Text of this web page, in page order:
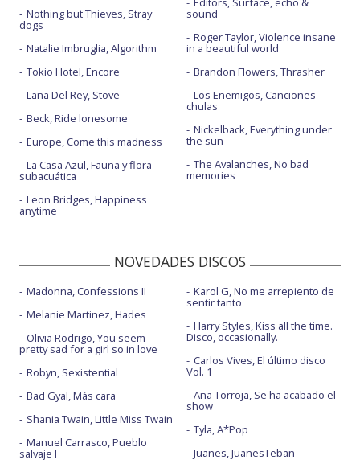
Nothing but Thieves, Stray
dogs
Natalie Imbruglia, Algorithm
Tokio Hotel, Encore
Lana Del Rey, Stove
Beck, Ride lonesome
Europe, Come this madness
La Casa Azul, Fauna y flora
subacuática
Leon Bridges, Happiness
anytime
sound
Roger Taylor, Violence insane
in a beautiful world
Brandon Flowers, Thrasher
Los Enemigos, Canciones
chulas
Nickelback, Everything under
the sun
The Avalanches, No bad
memories
NOVEDADES DISCOS
Madonna, Confessions II
Melanie Martinez, Hades
Olivia Rodrigo, You seem
pretty sad for a girl so in love
Robyn, Sexistential
Bad Gyal, Más cara
Shania Twain, Little Miss Twain
Manuel Carrasco, Pueblo
salvaje I
Karol G, No me arrepiento de
sentir tanto
Harry Styles, Kiss all the time.
Disco, occasionally.
Carlos Vives, El último disco
Vol. 1
Ana Torroja, Se ha acabado el
show
Tyla, A*Pop
Juanes, JuanesTeban